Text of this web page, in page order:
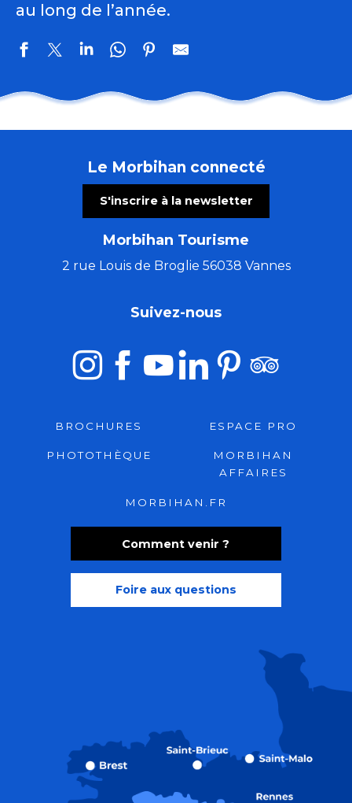
au long de l’année.
Roman de Renart, spectacle solo
Concert à remonter dans le temps (de Huillet à
Le Parvis des Savoir-Faire
Pot d'accueil des vacanciers
Orgue et Voix
Marché des artisans à La Grande Vallée
Rendez-vous sur les nuages - Journée cirque
Le Morbihan connecté
S'inscrire à la newsletter
Morbihan Tourisme
2 rue Louis de Broglie 56038 Vannes
Comment venir ?
Foire aux questions
Suivez-nous
BROCHURES ESPACE PRO
PHOTOTHÈQUE
MORBIHAN
AFFAIRES
MORBIHAN.FR